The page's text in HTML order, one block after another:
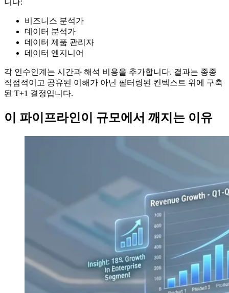
비즈니스 분석가
데이터 분석가
데이터 제품 관리자
데이터 엔지니어
각 인수인계는 시간과 해석 비용을 추가합니다. 결과는 종종
직접적이고 공유된 이해가 아닌 필터링된 컨텍스트 위에 구축
된 T+1 결정입니다.
이 파이프라인이 규모에서 깨지는 이유